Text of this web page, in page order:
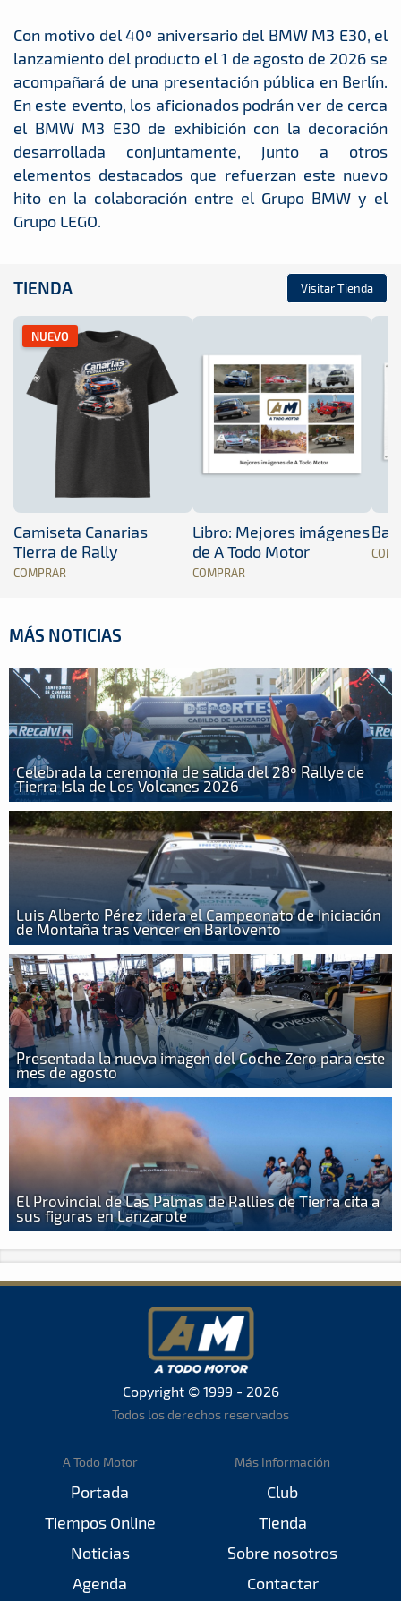
Con motivo del 40º aniversario del BMW M3 E30, el
lanzamiento del producto el 1 de agosto de 2026 se
acompañará de una presentación pública en Berlín.
En este evento, los aficionados podrán ver de cerca
el BMW M3 E30 de exhibición con la decoración
desarrollada conjuntamente, junto a otros
elementos destacados que refuerzan este nuevo
hito en la colaboración entre el Grupo BMW y el
Grupo LEGO.
TIENDA Visitar Tienda
NUEVO
Camiseta Canarias
Tierra de Rally
COMPRAR
Libro: Mejores imágenes
de A Todo Motor
COMPRAR
MÁS NOTICIAS
Celebrada la ceremonia de salida del 28º Rallye de
Tierra Isla de Los Volcanes 2026
Luis Alberto Pérez lidera el Campeonato de Iniciación
de Montaña tras vencer en Barlovento
Presentada la nueva imagen del Coche Zero para este
mes de agosto
El Provincial de Las Palmas de Rallies de Tierra cita a
sus figuras en Lanzarote
Copyright © 1999 - 2026
Todos los derechos reservados
A Todo Motor
Portada
Tiempos Online
Noticias
Agenda
Más Información
Club
Tienda
Sobre nosotros
Contactar